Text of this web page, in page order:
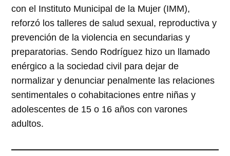
con el Instituto Municipal de la Mujer (IMM),
reforzó los talleres de salud sexual, reproductiva y
prevención de la violencia en secundarias y
preparatorias. Sendo Rodríguez hizo un llamado
enérgico a la sociedad civil para dejar de
normalizar y denunciar penalmente las relaciones
sentimentales o cohabitaciones entre niñas y
adolescentes de 15 o 16 años con varones
adultos.